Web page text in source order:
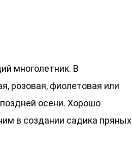
многолетник. В
розовая, фиолетовая или
осени. Хорошо
в создании садика пряных